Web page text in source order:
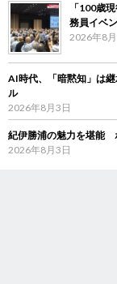
「100歳
務員イベ
2026年8
AI時代、「暗黙知」は
ル
2026年8月3日
紀伊勝浦の魅力を堪能
2026年8月3日